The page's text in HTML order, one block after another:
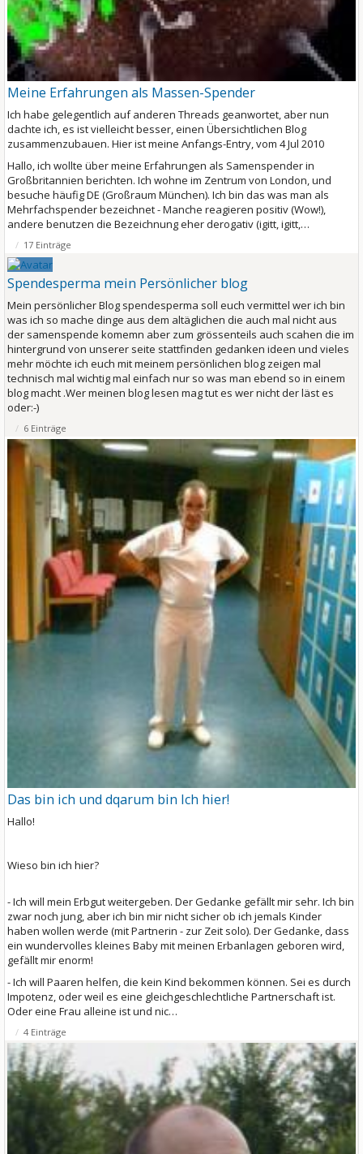
Meine Erfahrungen als Massen-Spender
Ich habe gelegentlich auf anderen Threads geanwortet, aber nun
dachte ich, es ist vielleicht besser, einen Übersichtlichen Blog
zusammenzubauen. Hier ist meine Anfangs-Entry, vom 4 Jul 2010
Hallo, ich wollte über meine Erfahrungen als Samenspender in
Großbritannien berichten. Ich wohne im Zentrum von London, und
besuche häufig DE (Großraum München). Ich bin das was man als
Mehrfachspender bezeichnet - Manche reagieren positiv (Wow!),
andere benutzen die Bezeichnung eher derogativ (igitt, igitt,…
17 Einträge
Spendesperma mein Persönlicher blog
Mein persönlicher Blog spendesperma soll euch vermittel wer ich bin
was ich so mache dinge aus dem altäglichen die auch mal nicht aus
der samenspende komemn aber zum grössenteils auch scahen die im
hintergrund von unserer seite stattfinden gedanken ideen und vieles
mehr möchte ich euch mit meinem persönlichen blog zeigen mal
technisch mal wichtig mal einfach nur so was man ebend so in einem
blog macht .Wer meinen blog lesen mag tut es wer nicht der läst es
oder:-)
6 Einträge
Das bin ich und dqarum bin Ich hier!
Hallo!
Wieso bin ich hier?
- Ich will mein Erbgut weitergeben. Der Gedanke gefällt mir sehr. Ich bin
zwar noch jung, aber ich bin mir nicht sicher ob ich jemals Kinder
haben wollen werde (mit Partnerin - zur Zeit solo). Der Gedanke, dass
ein wundervolles kleines Baby mit meinen Erbanlagen geboren wird,
gefällt mir enorm!
- Ich will Paaren helfen, die kein Kind bekommen können. Sei es durch
Impotenz, oder weil es eine gleichgeschlechtliche Partnerschaft ist.
Oder eine Frau alleine ist und nic…
4 Einträge